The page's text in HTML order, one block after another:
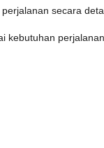
secara
kebutuhan